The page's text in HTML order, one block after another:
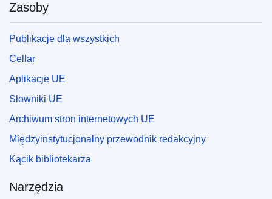
Zasoby
Publikacje dla wszystkich
Cellar
Aplikacje UE
Słowniki UE
Archiwum stron internetowych UE
Międzyinstytucjonalny przewodnik redakcyjny
Kącik bibliotekarza
Narzędzia